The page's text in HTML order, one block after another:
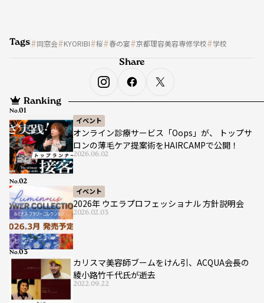
Tags 同窓会 KYORIBI 桜 春の宴 京都理容美容専修学校 学校
Ranking
イベント
オンライン診療サービス「Oops」が、 トップサ
ロンの薄毛ケア提案術をHAIRCAMPで公開！
2026.06.02
No.
イベント
2026年 ウエラプロフェッショナル 方針説明会
2026.02.03
No.
カリスマ美容師ブームをけん引、ACQUA会長の
綾小路竹千代氏が逝去
2022.09.22
No.
Share